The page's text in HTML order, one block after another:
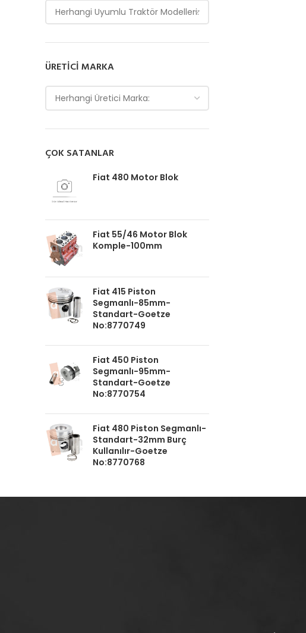
Herhangi Uyumlu Traktör Modelleri:
ÜRETICI MARKA
Herhangi Üretici Marka:
ÇOK SATANLAR
Fiat 480 Motor Blok
Fiat 55/46 Motor Blok
Komple-100mm
Fiat 415 Piston
Segmanlı-85mm-
Standart-Goetze
No:8770749
Fiat 450 Piston
Segmanlı-95mm-
Standart-Goetze
No:8770754
Fiat 480 Piston Segmanlı-
Standart-32mm Burç
Kullanılır-Goetze
No:8770768